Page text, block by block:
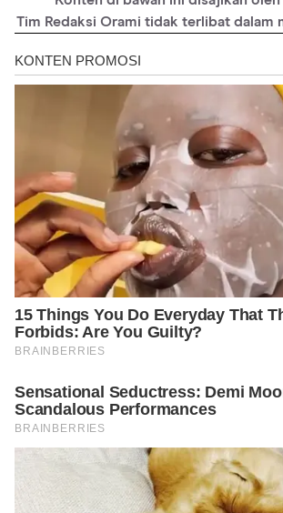
Tim Redaksi Orami tidak terlibat dalam